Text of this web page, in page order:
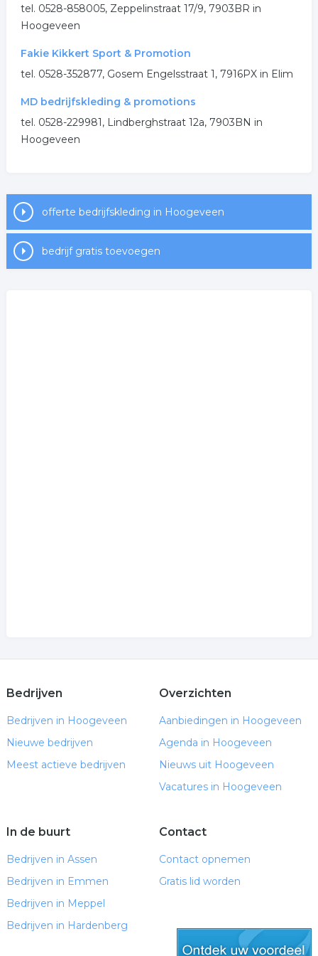
.tel. 0528-858005, Zeppelinstraat 17/9, 7903BR in
Hoogeveen
Fakie Kikkert Sport & Promotion
tel. 0528-352877, Gosem Engelsstraat 1, 7916PX in Elim
MD bedrijfskleding & promotions
tel. 0528-229981, Lindberghstraat 12a, 7903BN in
Hoogeveen
offerte bedrijfskleding in Hoogeveen
bedrijf gratis toevoegen
Bedrijven
Bedrijven in Hoogeveen
Nieuwe bedrijven
Meest actieve bedrijven
Overzichten
Aanbiedingen in Hoogeveen
Agenda in Hoogeveen
Nieuws uit Hoogeveen
Vacatures in Hoogeveen
In de buurt
Bedrijven in Assen
Bedrijven in Emmen
Bedrijven in Meppel
Bedrijven in Hardenberg
Contact
Contact opnemen
Gratis lid worden